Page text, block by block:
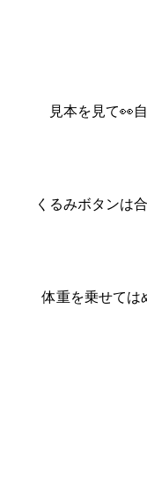
見本を見て👀
くるみボタンは
体重を乗せては